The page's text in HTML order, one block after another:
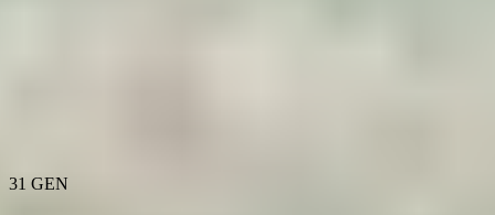
31 GEN